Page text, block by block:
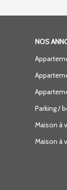
NOS
Parking /
Maison à
Maison à